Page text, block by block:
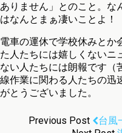
ありません」とのこと。な
はなんとまぁ凄いことよ！
電車の運休で学校休みとか
た人たちには嬉しくないニ
ない人たちには朗報です（
線作業に関わる人たちの迅
がとうございました。
Previous Post
台